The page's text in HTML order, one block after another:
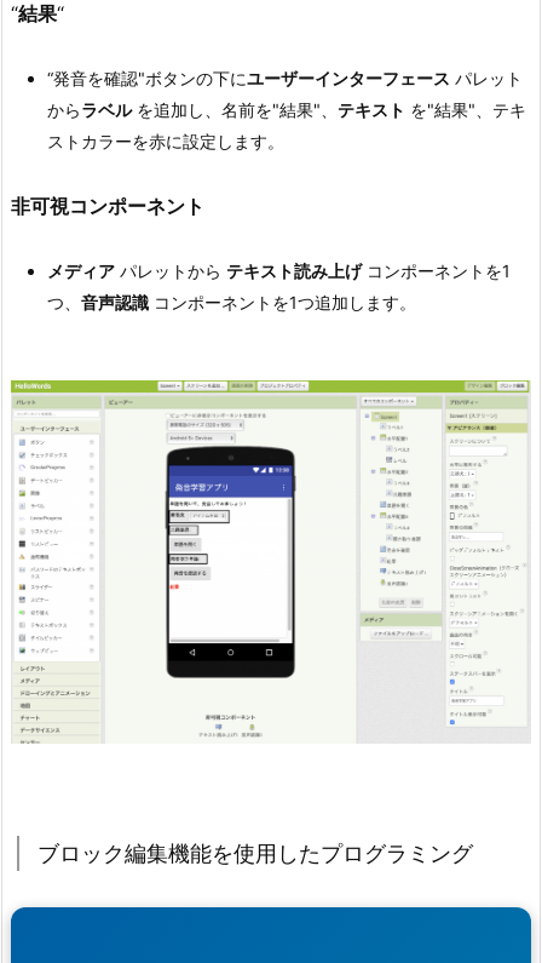
“結果“
“発音を確認"ボタンの下にユーザーインターフェース パレット
からラベルを追加し、名前を"結果"、 テキスト を"結果"、テキ
ストカラーを赤に設定します。
非可視コンポーネント
メディア パレットから テキスト読み上げコンポーネントを1
つ、 音声認識 コンポーネントを1つ追加します。
ブロック編集機能を使用したプログラミング